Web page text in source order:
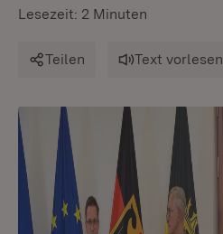
Lesezeit: 2 Minuten
Teilen Text vorlesen